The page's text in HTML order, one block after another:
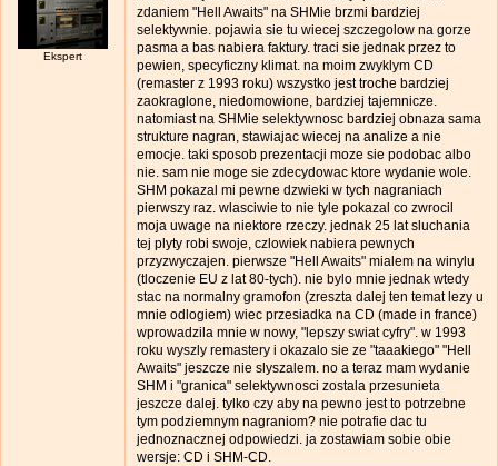
Ekspert
zdaniem "Hell Awaits" na SHMie brzmi bardziej
selektywnie. pojawia sie tu wiecej szczegolow na gorze
pasma a bas nabiera faktury. traci sie jednak przez to
pewien, specyficzny klimat. na moim zwyklym CD
(remaster z 1993 roku) wszystko jest troche bardziej
zaokraglone, niedomowione, bardziej tajemnicze.
natomiast na SHMie selektywnosc bardziej obnaza sama
strukture nagran, stawiajac wiecej na analize a nie
emocje. taki sposob prezentacji moze sie podobac albo
nie. sam nie moge sie zdecydowac ktore wydanie wole.
SHM pokazal mi pewne dzwieki w tych nagraniach
pierwszy raz. wlasciwie to nie tyle pokazal co zwrocil
moja uwage na niektore rzeczy. jednak 25 lat sluchania
tej plyty robi swoje, czlowiek nabiera pewnych
przyzwyczajen. pierwsze "Hell Awaits" mialem na winylu
(tloczenie EU z lat 80-tych). nie bylo mnie jednak wtedy
stac na normalny gramofon (zreszta dalej ten temat lezy u
mnie odlogiem) wiec przesiadka na CD (made in france)
wprowadzila mnie w nowy, "lepszy swiat cyfry". w 1993
roku wyszly remastery i okazalo sie ze "taaakiego" "Hell
Awaits" jeszcze nie slyszalem. no a teraz mam wydanie
SHM i "granica" selektywnosci zostala przesunieta
jeszcze dalej. tylko czy aby na pewno jest to potrzebne
tym podziemnym nagraniom? nie potrafie dac tu
jednoznacznej odpowiedzi. ja zostawiam sobie obie
wersje: CD i SHM-CD.